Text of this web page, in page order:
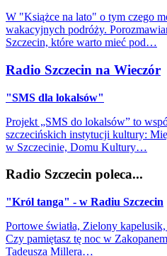
W "Książce na lato" o tym czego
wakacyjnych podróży.
Szczecin, które warto mieć pod…
Radio Szczecin na Wieczór
"SMS dla lokalsów"
Projekt „SMS do lokalsów” to
szczecińskich instytucji kultury:
w Szczecinie, Domu Kultury…
Radio Szczecin poleca...
"Król tanga" - w Radiu Szczecin
Portowe światła, Zielony
Czy pamiętasz tę noc w
Tadeusza Millera…